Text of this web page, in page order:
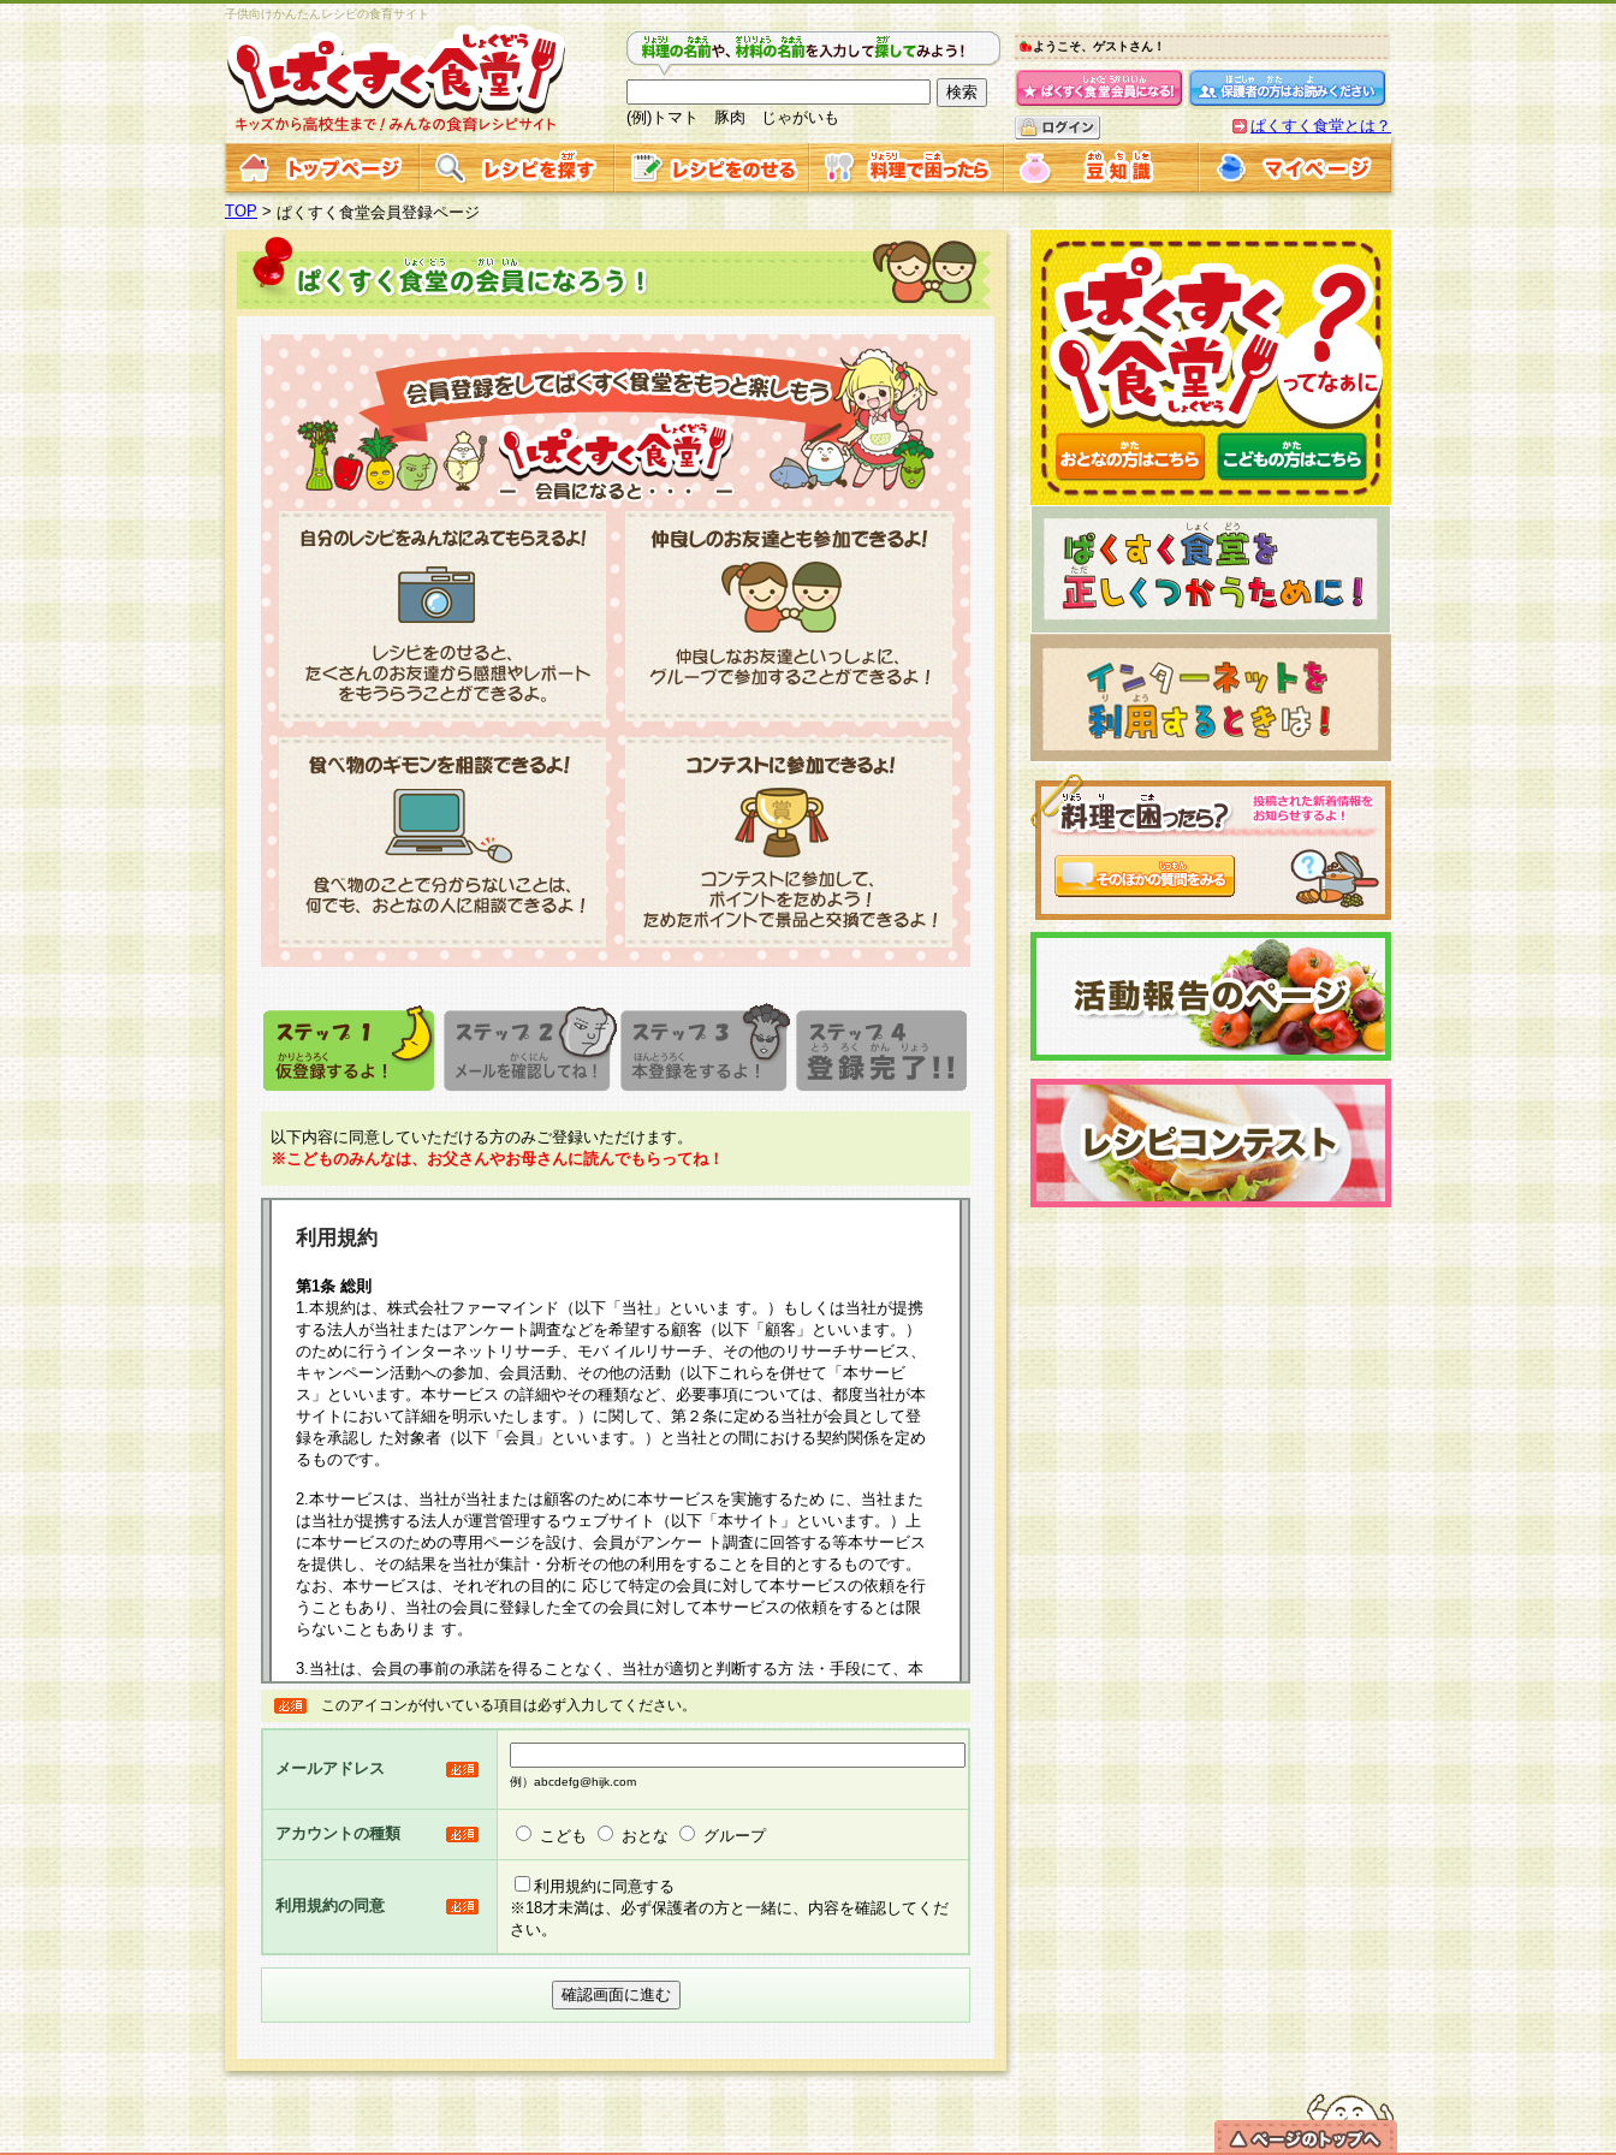
子供向けかんたんレシピの食育サイト
(例)トマト 豚肉 じゃがいも
ようこそ、ゲストさん！
ぱくすく食堂とは？
TOP >ぱくすく食堂会員登録ページ
以下内容に同意していただける方のみご登録いただけます。
※こどものみんなは、お父さんやお母さんに読んでもらってね！
利用規約
第1条 総則
1.本規約は、株式会社ファーマインド（以下「当社」といいま す。）もしくは当社が提携
する法人が当社またはアンケート調査などを希望する顧客（以下「顧客」といいます。）
のために行うインターネットリサーチ、モバ イルリサーチ、その他のリサーチサービス、
キャンペーン活動への参加、会員活動、その他の活動（以下これらを併せて「本サービ
ス」といいます。本サービス の詳細やその種類など、必要事項については、都度当社が本
サイトにおいて詳細を明示いたします。）に関して、第２条に定める当社が会員として登
録を承認し た対象者（以下「会員」といいます。）と当社との間における契約関係を定め
るものです。
2.本サービスは、当社が当社または顧客のために本サービスを実施するため に、当社また
は当社が提携する法人が運営管理するウェブサイト（以下「本サイト」といいます。）上
に本サービスのための専用ページを設け、会員がアンケー ト調査に回答する等本サービス
を提供し、その結果を当社が集計・分析その他の利用をすることを目的とするものです。
なお、本サービスは、それぞれの目的に 応じて特定の会員に対して本サービスの依頼を行
うこともあり、当社の会員に登録した全ての会員に対して本サービスの依頼をするとは限
らないこともありま す。
3.当社は、会員の事前の承諾を得ることなく、当社が適切と判断する方 法・手段にて、本
規約を任意に制定、変更または修正することができるものとします。改定後の本規約等
は、本規約においては本サイトに掲示したときに、その 他の諸規定については、会員に対
して告知の案内を配信または本サイトに掲示したときのいずれか早い時期をもってその効
るものとします。
5.当社がお聞きする個人情報は、すべて会員登録希望者の自由な意思で提 供いただいたも
のと考えております。従って、会員登録希望者が自らの個人情報の提供を希望されない場
合には、当社はその個人情報をお預かりいたしません が、提供されないことによって、当
社の取扱商品やサービス等をご利用いただけない場合がありますことを予めご了承くださ
い。
6.当社は、お客様から当社が保有している個人情報の開示・訂正・追加・ 利用停止等を求
められた場合には、ご本人様であることが当社にて確認できた場合に限り、法令に準拠し
せ先となります。
第2条 会員の資格
1.会員とは、本規約等を承諾のうえ、当社所定の登録手続きを全て完了し、当社が承認した
このアイコンが付いている項目は必ず入力してください。
メールアドレス
例）abcdefg@hijk.com
アカウントの種類 こども おとな グループ
利用規約の同意
利用規約に同意する
※18才未満は、必ず保護者の方と一緒に、内容を確認してくだ
さい。